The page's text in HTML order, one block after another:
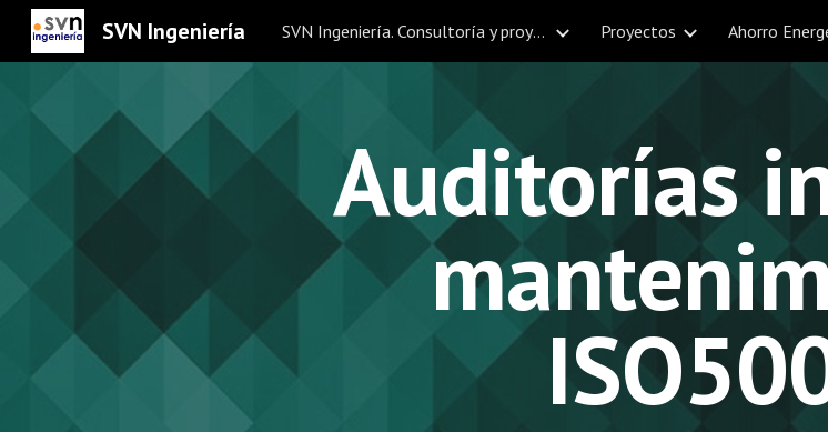
Skip to main content
SVN Ingeniería SVN Ingeniería. Consultoría y proyectos en La Rioja Proyectos Ahorro
Auditorías